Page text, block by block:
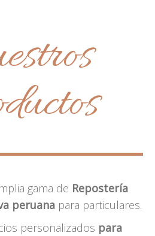
gama de Repostería
peruanapara particulares.
personalizados para